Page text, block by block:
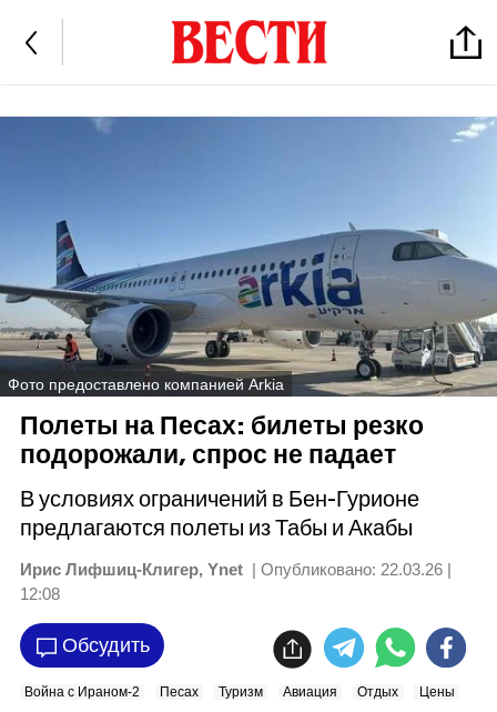
Фото предоставлено компанией Arkia
Полеты на Песах: билеты резко
подорожали, спрос не падает
В условиях ограничений в Бен-Гурионе
предлагаются полеты из Табы и Акабы
Ирис Лифшиц-Клигер, Ynet | Опубликовано: 22.03.26 |
12:08
Обсудить
Война с Ираном-2 Песах Туризм Авиация Отдых Цены